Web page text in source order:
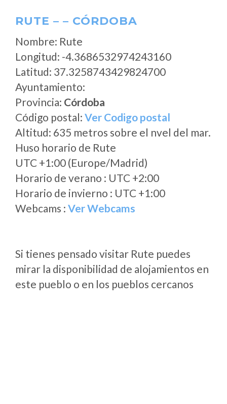
RUTE – – CÓRDOBA
Nombre: Rute
Longitud: -4.3686532974243160
Latitud: 37.3258743429824700
Ayuntamiento:
Provincia: Córdoba
Código postal: Ver Codigo postal
Altitud: 635 metros sobre el nvel del mar.
Huso horario de Rute
UTC +1:00 (Europe/Madrid)
Horario de verano : UTC +2:00
Horario de invierno : UTC +1:00
Webcams : Ver Webcams
Si tienes pensado visitar Rute puedes
mirar la disponibilidad de alojamientos en
este pueblo o en los pueblos cercanos